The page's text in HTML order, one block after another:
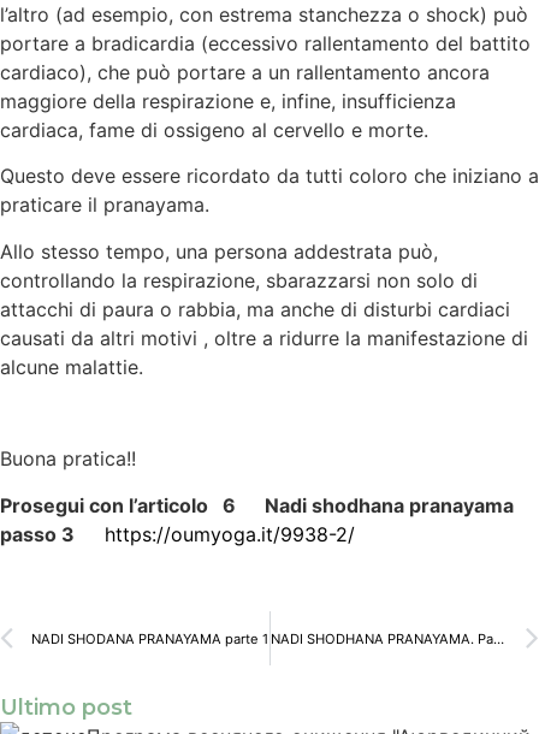
l’altro (ad esempio, con estrema stanchezza o shock) può
portare a bradicardia (eccessivo rallentamento del battito
cardiaco), che può portare a un rallentamento ancora
maggiore della respirazione e, infine, insufficienza
cardiaca, fame di ossigeno al cervello e morte.
Questo deve essere ricordato da tutti coloro che iniziano a
praticare il pranayama.
Allo stesso tempo, una persona addestrata può,
controllando la respirazione, sbarazzarsi non solo di
attacchi di paura o rabbia, ma anche di disturbi cardiaci
causati da altri motivi , oltre a ridurre la manifestazione di
alcune malattie.
Buona pratica!!
Prosegui con l’articolo 6 Nadi shodhana pranayama
passo 3
https://oumyoga.it/9938-2/
NADI SHODANA PRANAYAMA parte 1 NADI SHODHANA PRANAYAMA. Parte 3
Ultimo post